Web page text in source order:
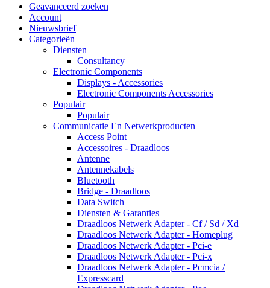
Geavanceerd zoeken
Account
Nieuwsbrief
Categorieën
Diensten
Consultancy
Electronic Components
Displays - Accessories
Electronic Components Accessories
Populair
Populair
Communicatie En Netwerkproducten
Access Point
Accessoires - Draadloos
Antenne
Antennekabels
Bluetooth
Bridge - Draadloos
Data Switch
Diensten & Garanties
Draadloos Netwerk Adapter - Cf / Sd / Xd
Draadloos Netwerk Adapter - Homeplug
Draadloos Netwerk Adapter - Pci-e
Draadloos Netwerk Adapter - Pci-x
Draadloos Netwerk Adapter - Pcmcia /
Expresscard